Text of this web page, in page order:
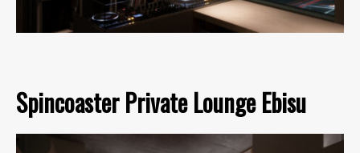
Spincoaster Private Lounge Ebisu